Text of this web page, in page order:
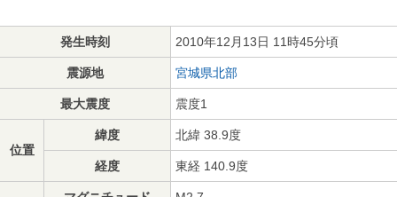
発生時刻 2010年12月13日 11時45分頃
震源地 宮城県北部
最大震度 震度1
位置
緯度 北緯 38.9度
経度 東経 140.9度